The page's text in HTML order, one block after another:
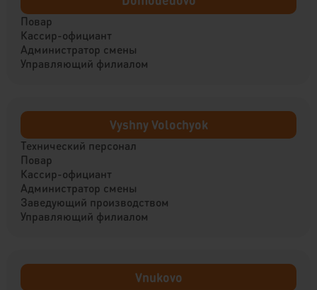
Повар
Кассир-официант
Администратор смены
Управляющий филиалом
Vyshny Volochyok
Технический персонал
Повар
Кассир-официант
Администратор смены
Заведующий производством
Управляющий филиалом
Vnukovo